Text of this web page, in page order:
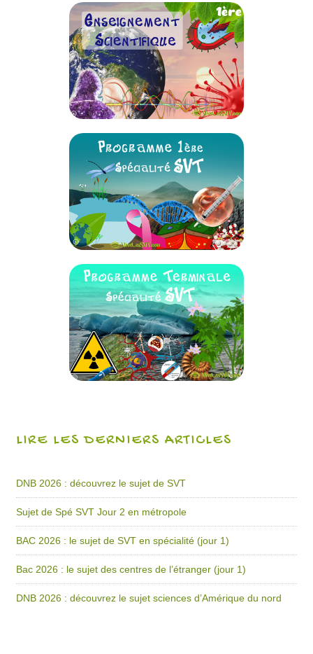
LIRE LES DERNIERS ARTICLES
DNB 2026 : découvrez le sujet de SVT
Sujet de Spé SVT Jour 2 en métropole
BAC 2026 : le sujet de SVT en spécialité (jour 1)
Bac 2026 : le sujet des centres de l’étranger (jour 1)
DNB 2026 : découvrez le sujet sciences d’Amérique du nord